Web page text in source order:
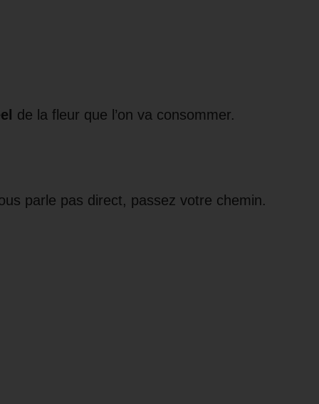
de la fleur que l’on va consommer.
parle pas direct, passez votre chemin.